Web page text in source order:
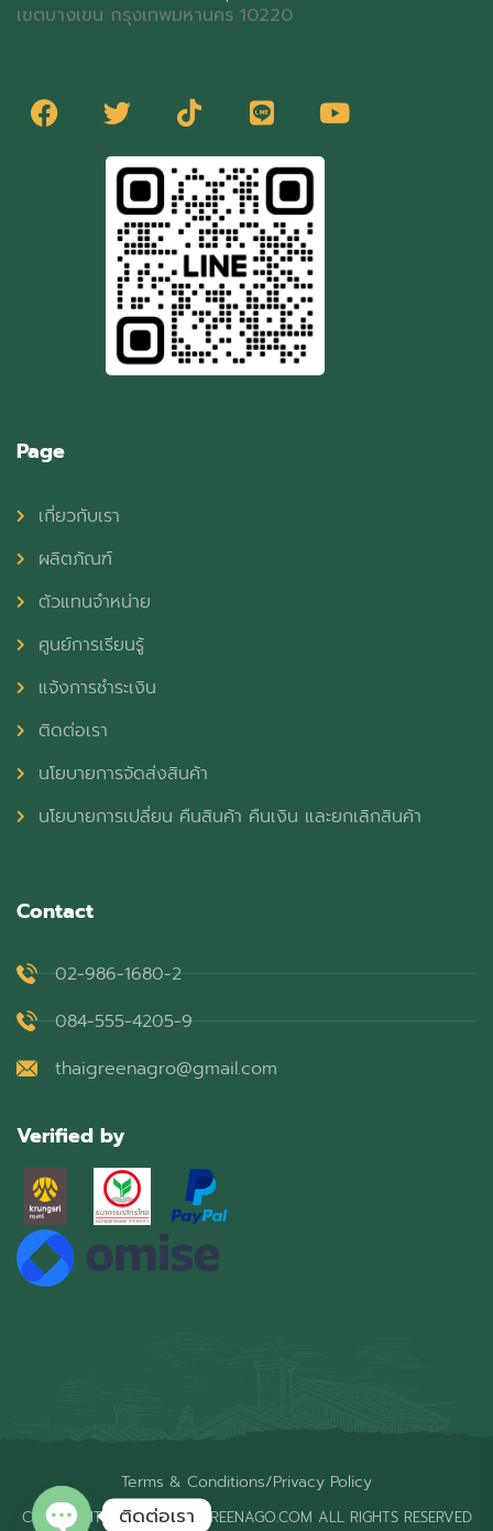
เขตบางเขน กรุงเทพมหานคร 10220
Page
เกี่ยวกับเรา
ผลิตภัณฑ์
ตัวแทนจำหน่าย
ศูนย์การเรียนรู้
แจ้งการชำระเงิน
ติดต่อเรา
นโยบายการจัดส่งสินค้า
นโยบายการเปลี่ยน คืนสินค้า คืนเงิน และยกเลิกสินค้า
Contact
02-986-1680-2
084-555-4205-9
thaigreenagro@gmail.com
Verified by
COPYRIGHT © 2026 THAIGREENAGO.COM ALL RIGHTS RESERVED
Terms & Conditions/Privacy Policy
ติดต่อเรา